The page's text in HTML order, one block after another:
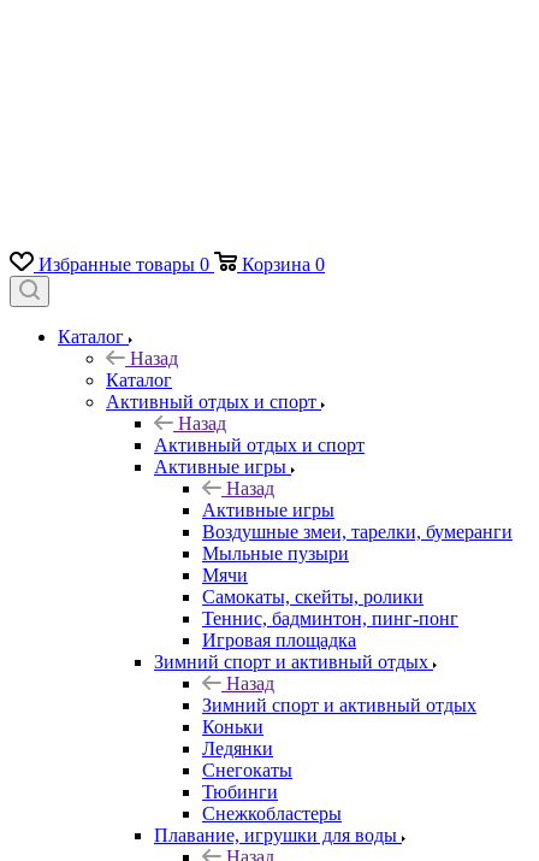
Избранные товары 0 Корзина 0
Каталог
Назад
Каталог
Активный отдых и спорт
Назад
Активный отдых и спорт
Активные игры
Назад
Активные игры
Воздушные змеи, тарелки, бумеранги
Мыльные пузыри
Мячи
Самокаты, скейты, ролики
Теннис, бадминтон, пинг-понг
Игровая площадка
Зимний спорт и активный отдых
Назад
Зимний спорт и активный отдых
Коньки
Ледянки
Снегокаты
Тюбинги
Снежкобластеры
Плавание, игрушки для воды
Назад